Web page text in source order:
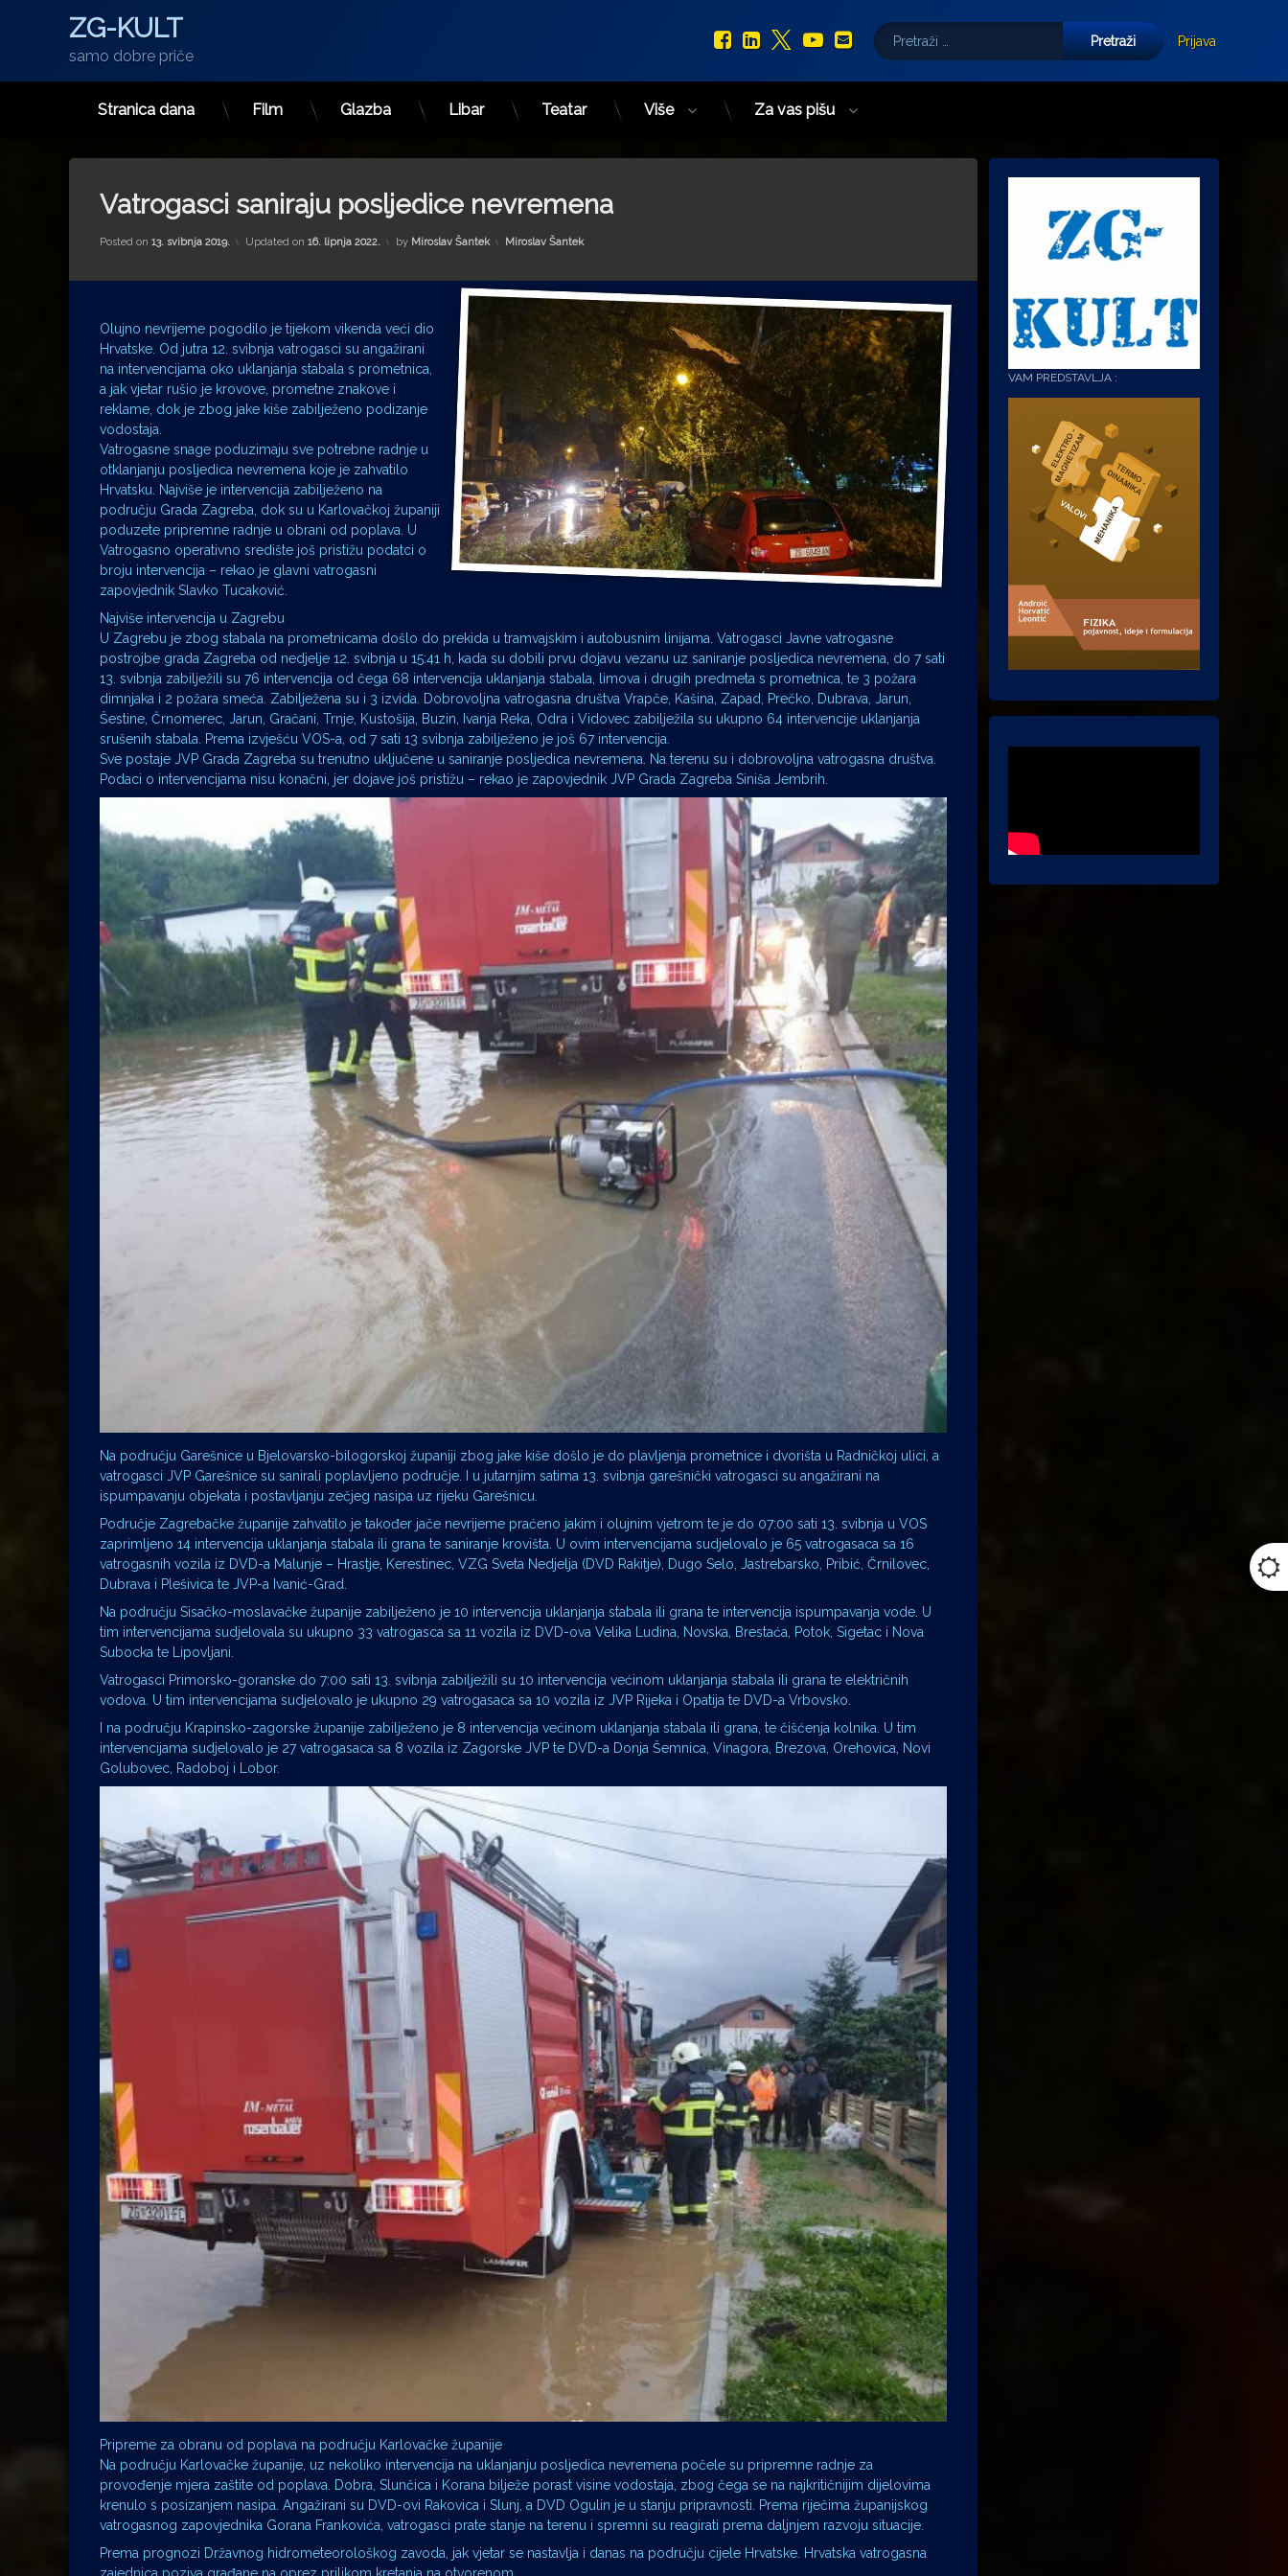
ZG-KULT
samo dobre priče
Facebook
LinkedIn
X.com
YouTube
E-mail
Pretraži:
Prijava
Stranica dana Film Glazba Libar Teatar Više Za vas pišu
Vatrogasci saniraju posljedice nevremena
Posted on 13. svibnja 2019. Updated on 16. lipnja 2022. by Miroslav Šantek Kategorije:
Miroslav Šantek
Olujno nevrijeme pogodilo je tijekom vikenda veći dio
Hrvatske. Od jutra 12. svibnja vatrogasci su angažirani
na intervencijama oko uklanjanja stabala s prometnica,
a jak vjetar rušio je krovove, prometne znakove i
reklame, dok je zbog jake kiše zabilježeno podizanje
vodostaja.
Vatrogasne snage poduzimaju sve potrebne radnje u
otklanjanju posljedica nevremena koje je zahvatilo
Hrvatsku. Najviše je intervencija zabilježeno na
području Grada Zagreba, dok su u Karlovačkoj županiji
poduzete pripremne radnje u obrani od poplava. U
Vatrogasno operativno središte još pristižu podatci o
broju intervencija – rekao je glavni vatrogasni
zapovjednik Slavko Tucaković.
Najviše intervencija u Zagrebu
U Zagrebu je zbog stabala na prometnicama došlo do prekida u tramvajskim i autobusnim linijama. Vatrogasci Javne vatrogasne
postrojbe grada Zagreba od nedjelje 12. svibnja u 15:41 h, kada su dobili prvu dojavu vezanu uz saniranje posljedica nevremena, do 7 sati
13. svibnja zabilježili su 76 intervencija od čega 68 intervencija uklanjanja stabala, limova i drugih predmeta s prometnica, te 3 požara
dimnjaka i 2 požara smeća. Zabilježena su i 3 izvida. Dobrovoljna vatrogasna društva Vrapče, Kašina, Zapad, Prečko, Dubrava, Jarun,
Šestine, Črnomerec, Jarun, Gračani, Trnje, Kustošija, Buzin, Ivanja Reka, Odra i Vidovec zabilježila su ukupno 64 intervencije uklanjanja
srušenih stabala. Prema izvješću VOS-a, od 7 sati 13 svibnja zabilježeno je još 67 intervencija.
Sve postaje JVP Grada Zagreba su trenutno uključene u saniranje posljedica nevremena. Na terenu su i dobrovoljna vatrogasna društva.
Podaci o intervencijama nisu konačni, jer dojave još pristižu – rekao je zapovjednik JVP Grada Zagreba Siniša Jembrih.
Na području Garešnice u Bjelovarsko-bilogorskoj županiji zbog jake kiše došlo je do plavljenja prometnice i dvorišta u Radničkoj ulici, a
vatrogasci JVP Garešnice su sanirali poplavljeno područje. I u jutarnjim satima 13. svibnja garešnički vatrogasci su angažirani na
ispumpavanju objekata i postavljanju zečjeg nasipa uz rijeku Garešnicu.
Područje Zagrebačke županije zahvatilo je također jače nevrijeme praćeno jakim i olujnim vjetrom te je do 07:00 sati 13. svibnja u VOS
zaprimljeno 14 intervencija uklanjanja stabala ili grana te saniranje krovišta. U ovim intervencijama sudjelovalo je 65 vatrogasaca sa 16
vatrogasnih vozila iz DVD-a Malunje – Hrastje, Kerestinec, VZG Sveta Nedjelja (DVD Rakitje), Dugo Selo, Jastrebarsko, Pribić, Črnilovec,
Dubrava i Plešivica te JVP-a Ivanić-Grad.
Na području Sisačko-moslavačke županije zabilježeno je 10 intervencija uklanjanja stabala ili grana te intervencija ispumpavanja vode. U
tim intervencijama sudjelovala su ukupno 33 vatrogasca sa 11 vozila iz DVD-ova Velika Ludina, Novska, Brestaća, Potok, Sigetac i Nova
Subocka te Lipovljani.
Vatrogasci Primorsko-goranske do 7:00 sati 13. svibnja zabilježili su 10 intervencija većinom uklanjanja stabala ili grana te električnih
vodova. U tim intervencijama sudjelovalo je ukupno 29 vatrogasaca sa 10 vozila iz JVP Rijeka i Opatija te DVD-a Vrbovsko.
I na području Krapinsko-zagorske županije zabilježeno je 8 intervencija većinom uklanjanja stabala ili grana, te čišćenja kolnika. U tim
intervencijama sudjelovalo je 27 vatrogasaca sa 8 vozila iz Zagorske JVP te DVD-a Donja Šemnica, Vinagora, Brezova, Orehovica, Novi
Golubovec, Radoboj i Lobor.
Pripreme za obranu od poplava na području Karlovačke županije
Na području Karlovačke županije, uz nekoliko intervencija na uklanjanju posljedica nevremena počele su pripremne radnje za
provođenje mjera zaštite od poplava. Dobra, Slunčica i Korana bilježe porast visine vodostaja, zbog čega se na najkritičnijim dijelovima
krenulo s posizanjem nasipa. Angažirani su DVD-ovi Rakovica i Slunj, a DVD Ogulin je u stanju pripravnosti. Prema riječima županijskog
vatrogasnog zapovjednika Gorana Frankovića, vatrogasci prate stanje na terenu i spremni su reagirati prema daljnjem razvoju situacije.
Prema prognozi Državnog hidrometeorološkog zavoda, jak vjetar se nastavlja i danas na području cijele Hrvatske. Hrvatska vatrogasna
VAM PREDSTAVLJA :